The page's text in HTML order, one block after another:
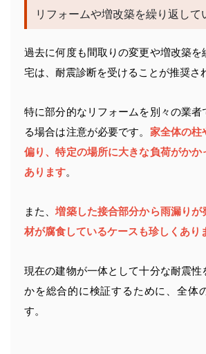
リフォームや増改築を繰り返して
過去に何度も間取りの変更や増改築を
宅は、耐震診断を受けることが推奨さ
特に部分的なリフォームを別々の業者
る場合は注意が必要です。 家全体の柱
偏り、特定の場所に大きな負荷がかか
あります。
また、増築した接合部分から雨漏りが
材が腐食しているケースも珍しくあり
現在の建物が一体として十分な耐震性
かを総合的に検証するために、全体
す。